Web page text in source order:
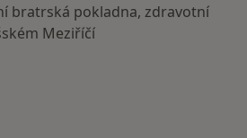
bratrská pokladna, zdravotní
Meziříčí